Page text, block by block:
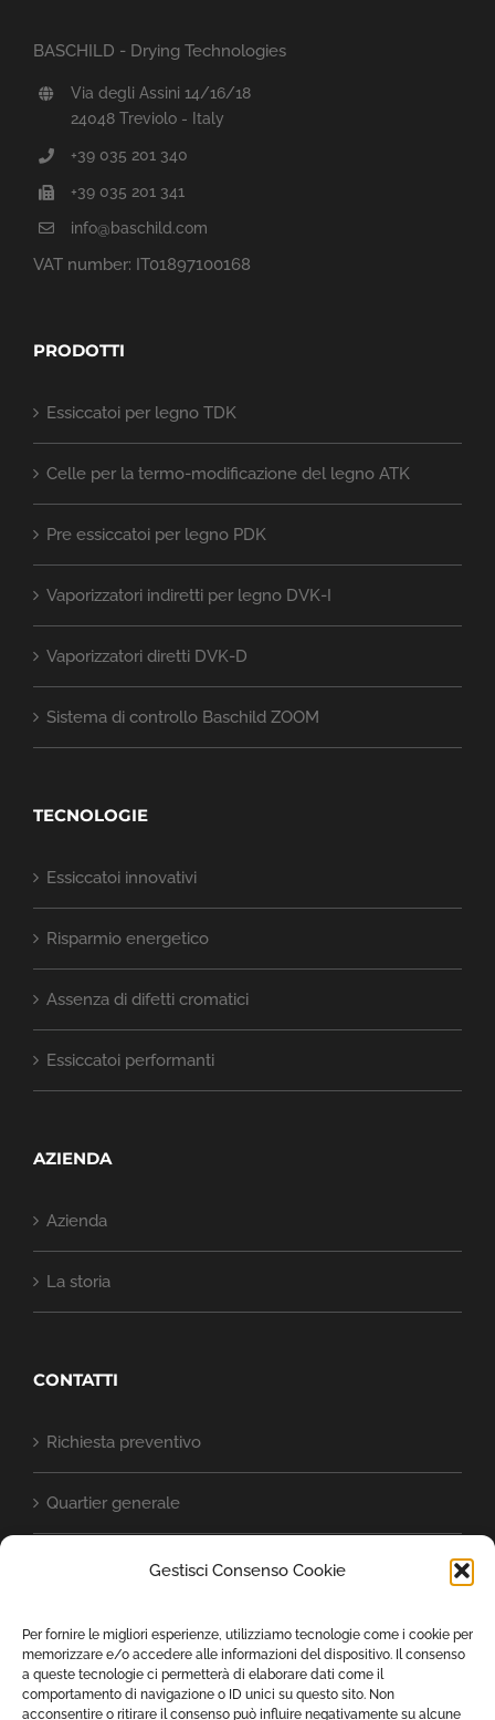
Gestisci Consenso Cookie
Per fornire le migliori esperienze, utilizziamo tecnologie come i cookie per
memorizzare e/o accedere alle informazioni del dispositivo. Il consenso
a queste tecnologie ci permetterà di elaborare dati come il
comportamento di navigazione o ID unici su questo sito. Non
acconsentire o ritirare il consenso può influire negativamente su alcune
BASCHILD - Drying Technologies
Via degli Assini 14/16/18
24048 Treviolo - Italy
+39 035 201 340
+39 035 201 341
info@baschild.com
VAT number: IT01897100168
PRODOTTI
Essiccatoi per legno TDK
Celle per la termo-modificazione del legno ATK
Pre essiccatoi per legno PDK
Vaporizzatori indiretti per legno DVK-I
Vaporizzatori diretti DVK-D
Sistema di controllo Baschild ZOOM
TECNOLOGIE
Essiccatoi innovativi
Risparmio energetico
Assenza di difetti cromatici
Essiccatoi performanti
AZIENDA
Azienda
La storia
CONTATTI
Richiesta preventivo
Quartier generale
Baschild nel mondo
Cookie Policy (UE)
Dichiarazione sulla Privacy (UE)